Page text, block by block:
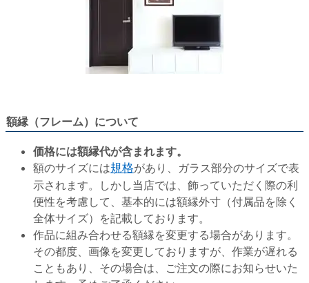
額縁（フレーム）について
価格には額縁代が含まれます。
額のサイズには規格があり、ガラス部分のサイズで表
示されます。しかし当店では、飾っていただく際の利
便性を考慮して、基本的には額縁外寸（付属品を除く
全体サイズ）を記載しております。
作品に組み合わせる額縁を変更する場合があります。
その都度、画像を変更しておりますが、作業が遅れる
こともあり、その場合は、ご注文の際にお知らせいた